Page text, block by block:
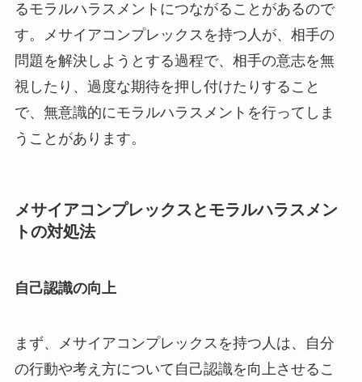
るモラルハラスメントにつながることがあるので
す。メサイアコンプレックスを持つ人が、相手の
問題を解決しようとする過程で、相手の意志を無
視したり、過度な期待を押し付けたりすること
で、無意識的にモラルハラスメントを行ってしま
うことがあります。
メサイアコンプレックスとモラルハラスメン
トの対処法
自己認識の向上
まず、メサイアコンプレックスを持つ人は、自分
の行動や考え方について自己認識を向上させるこ